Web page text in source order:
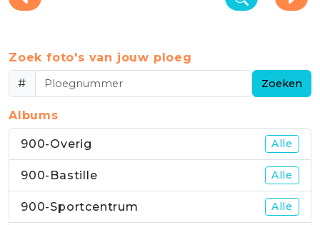
Zoek foto's van jouw ploeg
#
Zoeken
Albums
900-Overig Alle
900-Bastille Alle
900-Sportcentrum Alle